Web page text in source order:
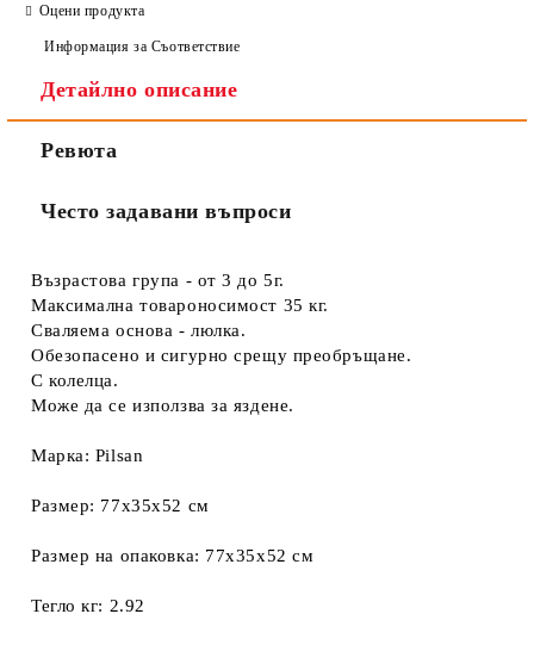
Оцени продукта
Информация за Съответствие
Детайлно описание
Ревюта
Често задавани въпроси
Възрастова група - от 3 до 5г.
Максимална товароносимост 35 кг.
Сваляема основа - люлка.
Обезопасено и сигурно срещу преобръщане.
С колелца.
Може да се използва за яздене.
Марка: Pilsan
Размер: 77x35x52 см
Размер на опаковка: 77x35x52 см
Тегло кг: 2.92